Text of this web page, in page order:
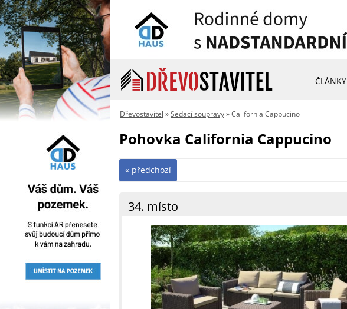
ČLÁNKY
Dřevostavitel »Sedací soupravy» California Cappucino
Pohovka California Cappucino
« předchozí
34. místo